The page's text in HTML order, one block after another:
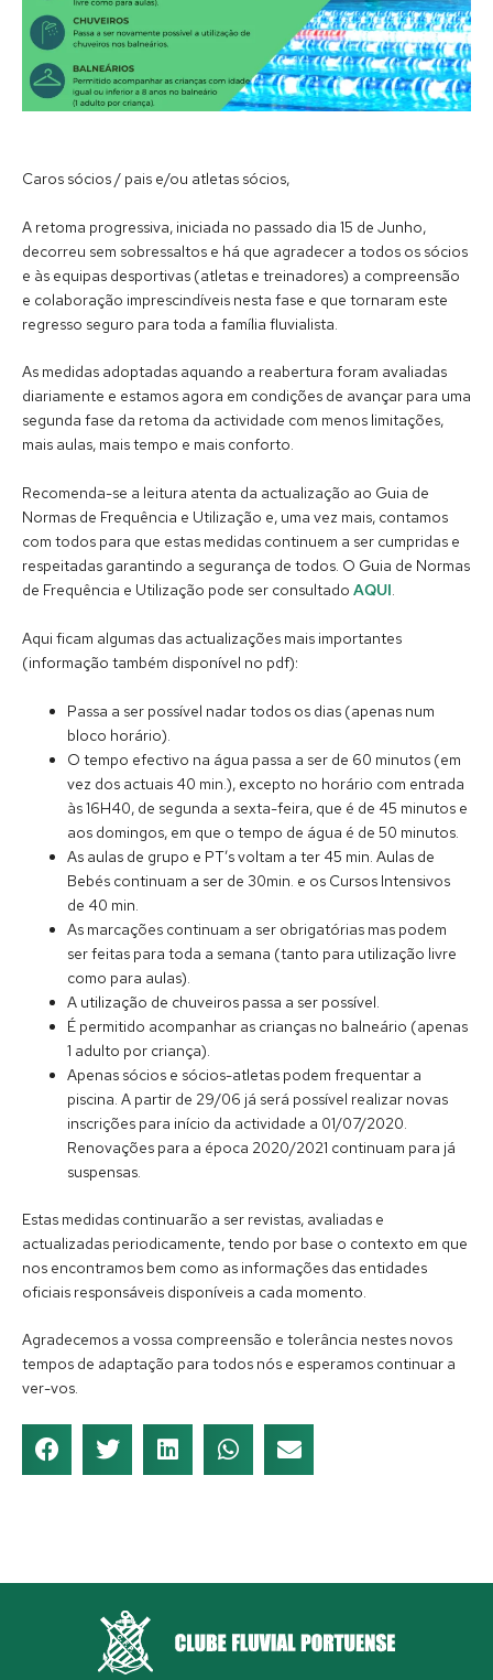
Caros sócios / pais e/ou atletas sócios,
A retoma progressiva, iniciada no passado dia 15 de Junho,
decorreu sem sobressaltos e há que agradecer a todos os sócios
e às equipas desportivas (atletas e treinadores) a compreensão
e colaboração imprescindíveis nesta fase e que tornaram este
regresso seguro para toda a família fluvialista.
As medidas adoptadas aquando a reabertura foram avaliadas
diariamente e estamos agora em condições de avançar para uma
segunda fase da retoma da actividade com menos limitações,
mais aulas, mais tempo e mais conforto.
Recomenda-se a leitura atenta da actualização ao Guia de
Normas de Frequência e Utilização e, uma vez mais, contamos
com todos para que estas medidas continuem a ser cumpridas e
respeitadas garantindo a segurança de todos. O Guia de Normas
de Frequência e Utilização pode ser consultado AQUI.
Aqui ficam algumas das actualizações mais importantes
(informação também disponível no pdf):
Passa a ser possível nadar todos os dias (apenas num
bloco horário).
O tempo efectivo na água passa a ser de 60 minutos (em
vez dos actuais 40 min.), excepto no horário com entrada
às 16H40, de segunda a sexta-feira, que é de 45 minutos e
aos domingos, em que o tempo de água é de 50 minutos.
As aulas de grupo e PT’s voltam a ter 45 min. Aulas de
Bebés continuam a ser de 30min. e os Cursos Intensivos
de 40 min.
As marcações continuam a ser obrigatórias mas podem
ser feitas para toda a semana (tanto para utilização livre
como para aulas).
A utilização de chuveiros passa a ser possível.
É permitido acompanhar as crianças no balneário (apenas
1 adulto por criança).
Apenas sócios e sócios-atletas podem frequentar a
piscina. A partir de 29/06 já será possível realizar novas
inscrições para início da actividade a 01/07/2020.
Renovações para a época 2020/2021 continuam para já
suspensas.
Estas medidas continuarão a ser revistas, avaliadas e
actualizadas periodicamente, tendo por base o contexto em que
nos encontramos bem como as informações das entidades
oficiais responsáveis disponíveis a cada momento.
Agradecemos a vossa compreensão e tolerância nestes novos
tempos de adaptação para todos nós e esperamos continuar a
ver-vos.